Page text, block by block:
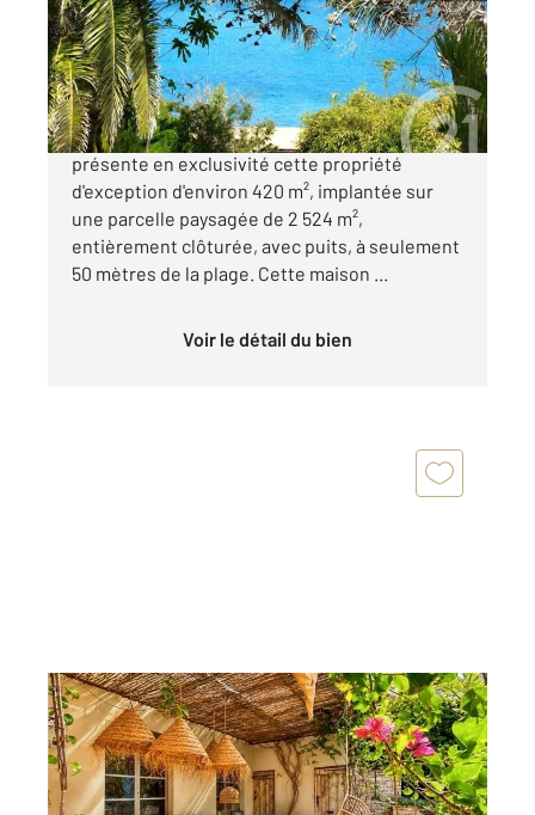
Maison à vendre
1 578 000 €
Votre agence Century 21 Dary Immobilier vous
présente en exclusivité cette propriété
d'exception d'environ 420 m², implantée sur
une parcelle paysagée de 2 524 m²,
entièrement clôturée, avec puits, à seulement
50 mètres de la plage. Cette maison ...
Voir le détail du bien
ST FLORENT 202
285,47 m2, 7 pièces
Ref : 3095
Maison à vendre